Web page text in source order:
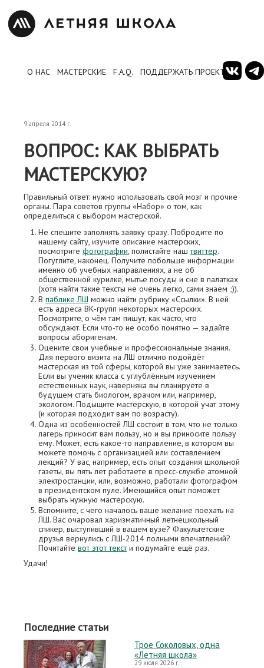
О НАС МАСТЕРСКИЕ F.A.Q. ПОДДЕРЖАТЬ ПРОЕКТ
9 апреля 2014 г.
ВОПРОС: КАК ВЫБРАТЬ
МАСТЕРСКУЮ?
Правильный ответ: нужно использовать свой мозг и прочие
органы. Пара советов группы «Набор» о том, как
определиться с выбором мастерской.
Не спешите заполнять заявку сразу. Побродите по
нашему сайту, изучите описание мастерских,
посмотрите фотографии, полистайте наштвиттер.
Погуглите, наконец. Получите побольше информации
именно об учебных направлениях, а не об
общественной курилке, мытье посуды и сне в палатках
(хотя найти такие тексты не очень легко, сами знаем ;)).
В паблике ЛШ можно найти рубрику «Ссылки». В ней
есть адреса ВК-групп некоторых мастерских.
Посмотрите, о чём там пишут, как часто, что
обсуждают. Если что-то не особо понятно — задайте
вопросы аборигенам.
Оцените свои учебные и профессиональные знания.
Для первого визита на ЛШ отлично подойдёт
мастерская из той сферы, которой вы уже занимаетесь.
Если вы ученик класса с углублённым изучением
естественных наук, наверняка вы планируете в
будущем стать биологом, врачом или, например,
экологом. Подыщите мастерскую, в которой учат этому
(и которая подходит вам по возрасту).
Одна из особенностей ЛШ состоит в том, что не только
лагерь приносит вам пользу, но и вы приносите пользу
ему. Может, есть какое-то направление, в котором вы
можете помочь с организацией или составлением
лекций? У вас, например, есть опыт создания школьной
газеты, вы пять лет работаете в пресс-службе атомной
электростанции, или, возможно, работали фотографом
в президентском пуле. Имеющийся опыт поможет
выбрать нужную мастерскую.
Вспомните, с чего началось ваше желание поехать на
ЛШ. Вас очаровал харизматичный летнешкольный
спикер, выступивший в вашем вузе? Факультетские
друзья вернулись с ЛШ-2014 полными впечатлений?
Почитайте вот этот тексти подумайте ещё раз.
Удачи!
Последние статьи
Трое Соколовых, одна
«Летняя школа»
29 июля 2026 г.